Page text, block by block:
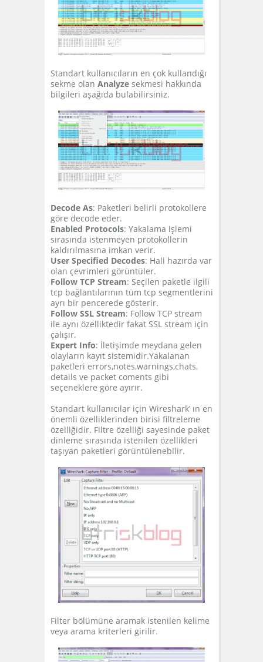
Standart kullanıcıların en çok kullandığı
sekme olan Analyzesekmesi hakkında
bilgileri aşağıda bulabilirsiniz.
Decode As: Paketleri belirli protokollere
göre decode eder.
Enabled Protocols: Yakalama işlemi
sırasında istenmeyen protokollerin
kaldırılmasına imkan verir.
User Specified Decodes: Hali hazırda var
olan çevrimleri görüntüler.
Follow TCP Stream: Seçilen paketle ilgili
tcp bağlantılarının tüm tcp segmentlerini
ayrı bir pencerede gösterir.
Follow SSL Stream: Follow TCP stream
ile aynı özelliktedir fakat SSL stream için
çalışır.
Expert Info: İletişimde meydana gelen
olayların kayıt sistemidir.Yakalanan
paketleri errors,notes,warnings,chats,
details ve packet coments gibi
seçeneklere göre ayırır.
Standart kullanıcılar için Wireshark’ ın en
önemli özelliklerinden birisi filtreleme
özelliğidir. Filtre özelliği sayesinde paket
dinleme sırasında istenilen özellikleri
taşıyan paketleri görüntülenebilir.
Filter bölümüne aramak istenilen kelime
veya arama kriterleri girilir.